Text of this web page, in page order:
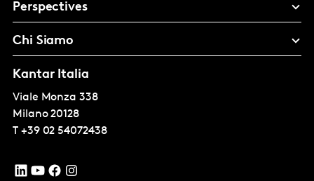
Perspectives
Chi Siamo
Kantar Italia
Viale Monza 338
Milano 20128
T +39 02 54072438